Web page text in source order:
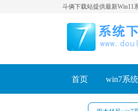
斗俩下载站提供最新Win11
首页 win7系